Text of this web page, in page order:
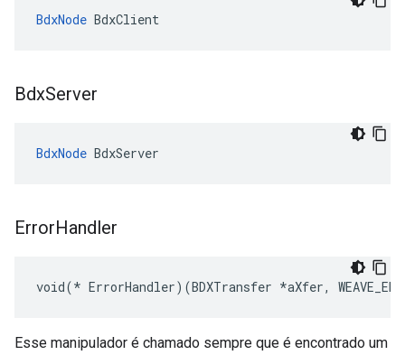
BdxNode BdxClient
BdxServer
BdxNode BdxServer
ErrorHandler
void(* ErrorHandler)(BDXTransfer *aXfer,
Esse manipulador é chamado sempre que é encontrado um